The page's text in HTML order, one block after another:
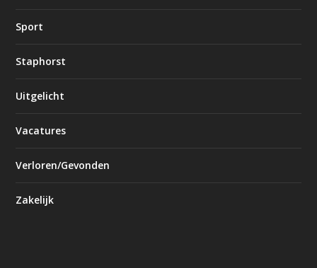
Sport
Staphorst
Uitgelicht
Vacatures
Verloren/Gevonden
Zakelijk